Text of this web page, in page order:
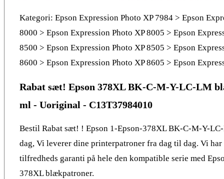
Kategori: Epson Expression Photo XP 7984 > Epson
8000 > Epson Expression Photo XP 8005 > Epson
8500 > Epson Expression Photo XP 8505 > Epson
8600 > Epson Expression Photo XP 8605 > Epson
Rabat sæt! Epson 378XL BK-C-M-Y-LC-LM
ml - Uoriginal - C13T37984010
Bestil Rabat sæt! ! Epson 1-Epson-378XL BK-C-M-Y-
dag, Vi leverer dine printerpatroner fra dag til dag. Vi har
tilfredheds garanti på hele den kompatible serie med
378XL blækpatroner.